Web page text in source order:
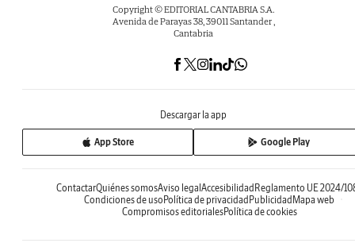
Copyright © EDITORIAL CANTABRIA S.A.
Avenida de Parayas 38, 39011 Santander ,
Cantabria
Descargar la app
App Store Google Play
ContactarQuiénes somosAviso legalAccesibilidadReglamento UE 2024/
Condiciones de usoPolítica de privacidadPublicidadMapa web
Compromisos editorialesPolítica de cookies